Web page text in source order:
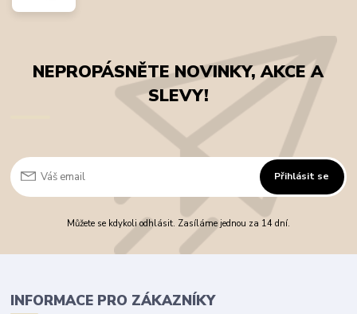
NEPROPÁSNĚTE NOVINKY, AKCE A
SLEVY!
Přihlásit se
Můžete se kdykoli odhlásit. Zasíláme jednou za 14 dní.
INFORMACE PRO ZÁKAZNÍKY